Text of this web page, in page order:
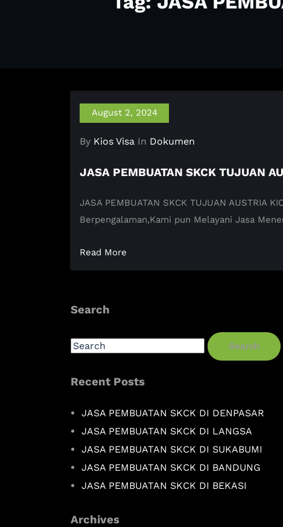
August 2, 2024
By Kios Visa In Dokumen
JASA PEMBUATAN SKCK TUJUAN
JASA PEMBUATAN SKCK TUJUAN
Berpengalaman,Kami pun Melayani Jasa
Read More
Search
Search
Recent Posts
JASA PEMBUATAN SKCK DI DENPASAR
JASA PEMBUATAN SKCK DI LANGSA
JASA PEMBUATAN SKCK DI SUKABUMI
JASA PEMBUATAN SKCK DI BANDUNG
JASA PEMBUATAN SKCK DI BEKASI
Archives